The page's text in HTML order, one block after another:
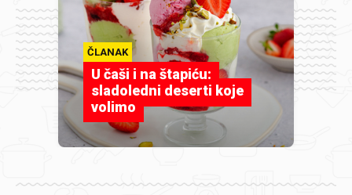
ČLANAK
U čaši i na štapiću:
sladoledni deserti koje
volimo